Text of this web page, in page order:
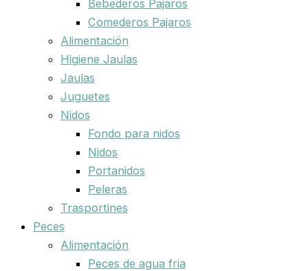
Bebederos Pajaros
Comederos Pajaros
Alimentación
Higiene Jaulas
Jaulas
Juguetes
Nidos
Fondo para nidos
Nidos
Portanidos
Peleras
Trasportines
Peces
Alimentación
Peces de agua fria